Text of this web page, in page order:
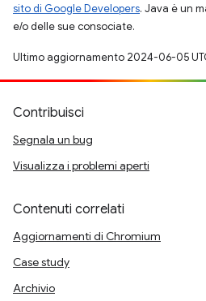
sito di Google Developers. Java è un
e/o delle sue consociate.
Ultimo aggiornamento 2024-06-05
Contribuisci
Segnala un bug
Visualizza i problemi aperti
Contenuti correlati
Aggiornamenti di Chromium
Case study
Archivio